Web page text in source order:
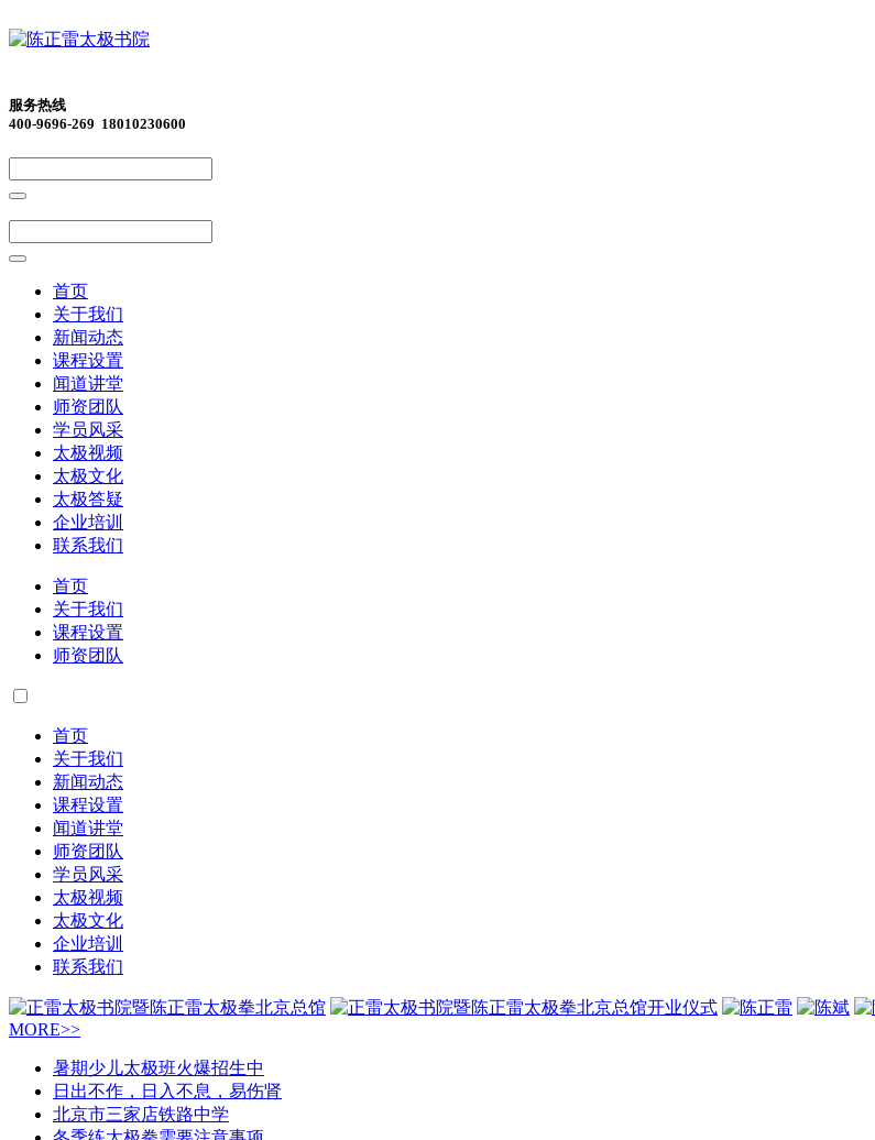
服务热线
400-9696-269 18010230600
首页
关于我们
新闻动态
课程设置
闻道讲堂
师资团队
学员风采
太极视频
太极文化
太极答疑
企业培训
联系我们
首页
关于我们
课程设置
师资团队
首页
关于我们
新闻动态
课程设置
闻道讲堂
师资团队
学员风采
太极视频
太极文化
企业培训
联系我们
MORE>>
暑期少儿太极班火爆招生中
日出不作，日入不息，易伤肾
北京市三家店铁路中学